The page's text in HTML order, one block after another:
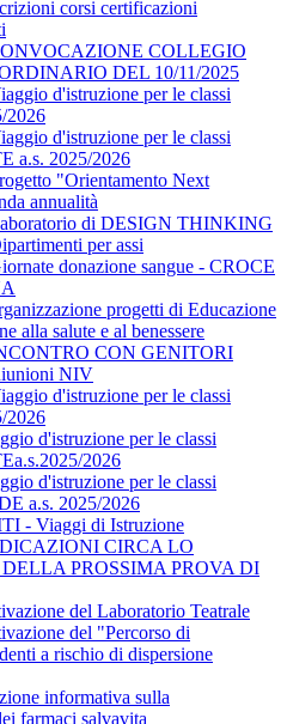
corsi certificazioni
COLLEGIO
DEL 10/11/2025
d'istruzione per le classi
2026
d'istruzione per le classi
a.s. 2025/2026
"Orientamento Next
annualità
di DESIGN THINKING
per assi
donazione sangue - CROCE
progetti di Educazione
alla salute e al benessere
CON GENITORI
NIV
d'istruzione per le classi
2026
d'istruzione per le classi
2026
d'istruzione per le classi
a.s. 2025/2026
- Viaggi di Istruzione
CIRCA LO
PROSSIMA PROVA DI
del Laboratorio Teatrale
del "Percorso di
a rischio di dispersione
informativa sulla
farmaci salvavita